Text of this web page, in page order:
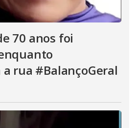
70 anos foi
rua #BalançoGeral